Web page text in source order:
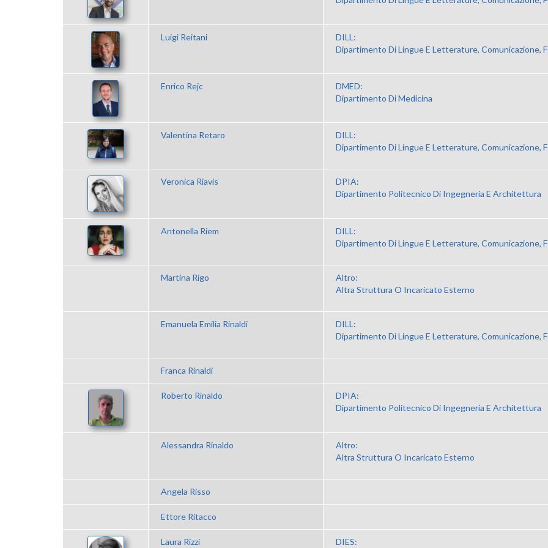
Luigi Reitani
DILL:
Dipartimento Di Lingue E Letterature, Comunicazione,
Enrico Rejc
DMED:
Dipartimento Di Medicina
Valentina Retaro
DILL:
Dipartimento Di Lingue E Letterature, Comunicazione,
Veronica Riavis
DPIA:
Dipartimento Politecnico Di Ingegneria E Architettura
Antonella Riem
DILL:
Dipartimento Di Lingue E Letterature, Comunicazione,
Martina Rigo
Altro:
Altra Struttura O Incaricato Esterno
Emanuela Emilia Rinaldi
DILL:
Dipartimento Di Lingue E Letterature, Comunicazione,
Franca Rinaldi
Roberto Rinaldo
DPIA:
Dipartimento Politecnico Di Ingegneria E Architettura
Alessandra Rinaldo
Altro:
Altra Struttura O Incaricato Esterno
Angela Risso
Ettore Ritacco
Laura Rizzi DIES: